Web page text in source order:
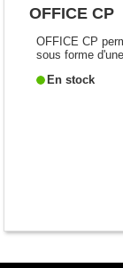
OFFICE CP
OFFICE CP
sous forme
En stock